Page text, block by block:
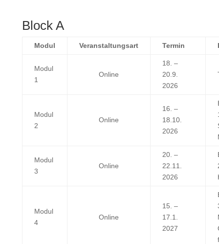
Block A
Modul Veranstaltungsart Termin
Modul
1
Online
18. –
20.9.
2026
Modul
2
Online
16. –
18.10.
2026
Modul
3
Online
20. –
22.11.
2026
Modul
4
Online
15. –
17.1.
2027